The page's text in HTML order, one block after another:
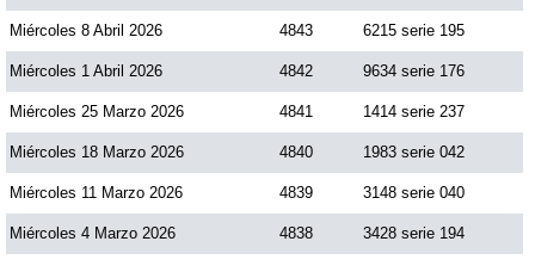
Miércoles 8 Abril 2026 4843 6215 serie 195
Miércoles 1 Abril 2026 4842 9634 serie 176
Miércoles 25 Marzo 2026 4841 1414 serie 237
Miércoles 18 Marzo 2026 4840 1983 serie 042
Miércoles 11 Marzo 2026 4839 3148 serie 040
Miércoles 4 Marzo 2026 4838 3428 serie 194